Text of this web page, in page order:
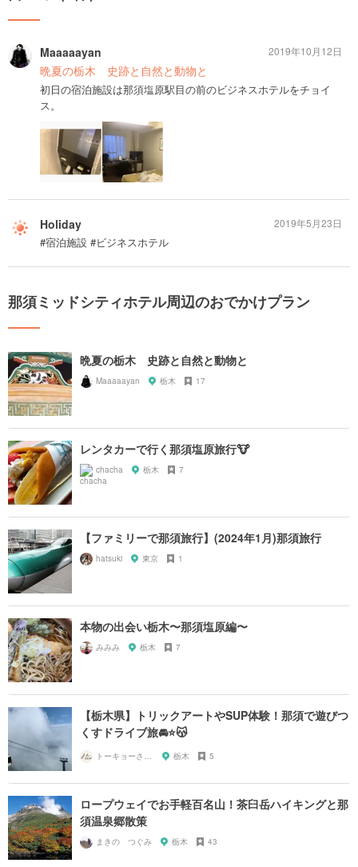
Maaaaayan
晩夏の栃木 史跡と自然と動物と
初日の宿泊施設は那須塩原駅目の前のビジネスホテルをチョイ
ス。
2019年10月12日
Holiday
#宿泊施設 #ビジネスホテル
2019年5月23日
那須ミッドシティホテル周辺のおでかけプラン
晩夏の栃木 史跡と自然と動物と
Maaaaayan 栃木 17
レンタカーで行く那須塩原旅行🐮
chacha 栃木 7
【ファミリーで那須旅行】(2024年1月)那須旅行
hatsuki 東京 1
本物の出会い栃木〜那須塩原編〜
みみみ 栃木 7
【栃木県】トリックアートやSUP体験！那須で遊びつ
くすドライブ旅🚘⭐️😽
トーキョーさんぽ 栃木 5
ロープウェイでお手軽百名山！茶臼岳ハイキングと那
須温泉郷散策
まきの つぐみ 栃木 43